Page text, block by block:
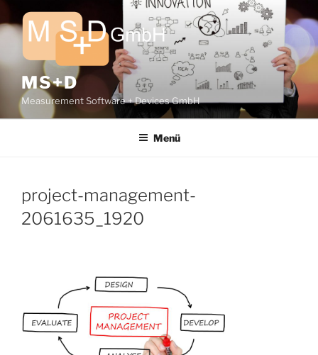
Inhalt
springen
MS+D
Measurement Software + Devices GmbH
Menü
project-management-
2061635_1920